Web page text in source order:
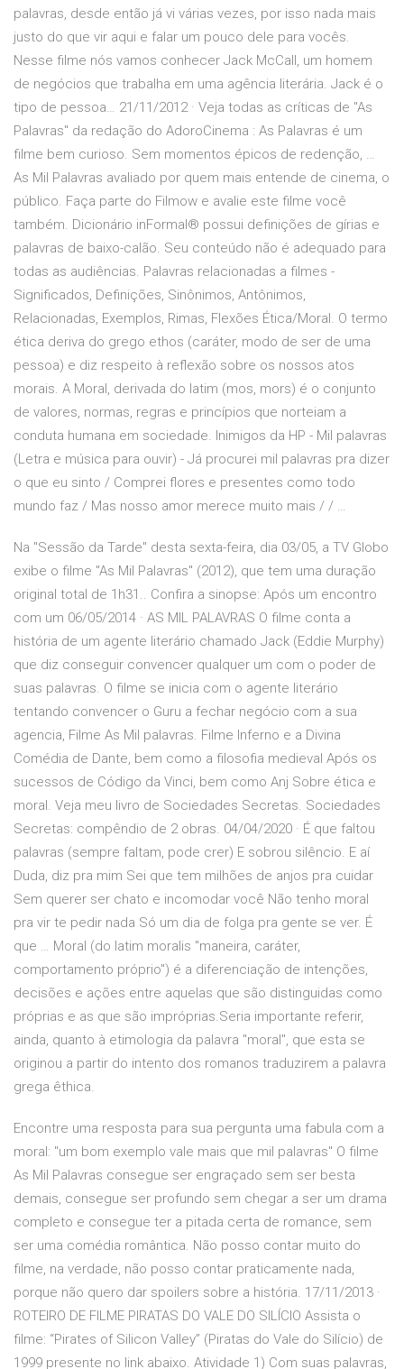
palavras, desde então já vi várias vezes, por isso nada mais
justo do que vir aqui e falar um pouco dele para vocês.
Nesse filme nós vamos conhecer Jack McCall, um homem
de negócios que trabalha em uma agência literária. Jack é o
tipo de pessoa… 21/11/2012 · Veja todas as críticas de "As
Palavras" da redação do AdoroCinema : As Palavras é um
filme bem curioso. Sem momentos épicos de redenção, …
As Mil Palavras avaliado por quem mais entende de cinema, o
público. Faça parte do Filmow e avalie este filme você
também. Dicionário inFormal® possui definições de gírias e
palavras de baixo-calão. Seu conteúdo não é adequado para
todas as audiências. Palavras relacionadas a filmes -
Significados, Definições, Sinônimos, Antônimos,
Relacionadas, Exemplos, Rimas, Flexões Ética/Moral. O termo
ética deriva do grego ethos (caráter, modo de ser de uma
pessoa) e diz respeito à reflexão sobre os nossos atos
morais. A Moral, derivada do latim (mos, mors) é o conjunto
de valores, normas, regras e princípios que norteiam a
conduta humana em sociedade. Inimigos da HP - Mil palavras
(Letra e música para ouvir) - Já procurei mil palavras pra dizer
o que eu sinto / Comprei flores e presentes como todo
mundo faz / Mas nosso amor merece muito mais / / …
Na "Sessão da Tarde" desta sexta-feira, dia 03/05, a TV Globo
exibe o filme "As Mil Palavras" (2012), que tem uma duração
original total de 1h31.. Confira a sinopse: Após um encontro
com um 06/05/2014 · AS MIL PALAVRAS O filme conta a
história de um agente literário chamado Jack (Eddie Murphy)
que diz conseguir convencer qualquer um com o poder de
suas palavras. O filme se inicia com o agente literário
tentando convencer o Guru a fechar negócio com a sua
agencia, Filme As Mil palavras. Filme Inferno e a Divina
Comédia de Dante, bem como a filosofia medieval Após os
sucessos de Código da Vinci, bem como Anj Sobre ética e
moral. Veja meu livro de Sociedades Secretas. Sociedades
Secretas: compêndio de 2 obras. 04/04/2020 · É que faltou
palavras (sempre faltam, pode crer) E sobrou silêncio. E aí
Duda, diz pra mim Sei que tem milhões de anjos pra cuidar
Sem querer ser chato e incomodar você Não tenho moral
pra vir te pedir nada Só um dia de folga pra gente se ver. É
que … Moral (do latim moralis "maneira, caráter,
comportamento próprio") é a diferenciação de intenções,
decisões e ações entre aquelas que são distinguidas como
próprias e as que são impróprias.Seria importante referir,
ainda, quanto à etimologia da palavra "moral", que esta se
originou a partir do intento dos romanos traduzirem a palavra
grega êthica.
Encontre uma resposta para sua pergunta uma fabula com a
moral: "um bom exemplo vale mais que mil palavras" O filme
As Mil Palavras consegue ser engraçado sem ser besta
demais, consegue ser profundo sem chegar a ser um drama
completo e consegue ter a pitada certa de romance, sem
ser uma comédia romântica. Não posso contar muito do
filme, na verdade, não posso contar praticamente nada,
porque não quero dar spoilers sobre a história. 17/11/2013 ·
ROTEIRO DE FILME PIRATAS DO VALE DO SILÍCIO Assista o
filme: “Pirates of Silicon Valley” (Piratas do Vale do Silício) de
1999 presente no link abaixo. Atividade 1) Com suas palavras,